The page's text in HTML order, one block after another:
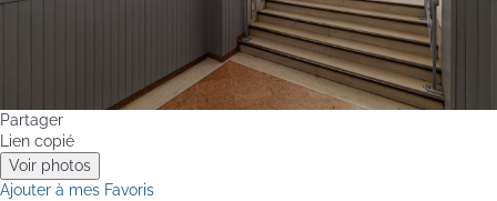
Partager
Lien copié
Voir photos
Ajouter à mes Favoris